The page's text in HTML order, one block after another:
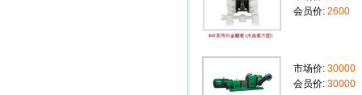
会员价: 2600
市场价: 30000
会员价: 30000